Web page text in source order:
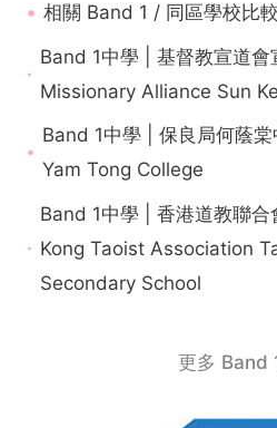
相關 Band 1 / 同區學校比較
Band 1中學 | 基督教宣道
Missionary Alliance Sun
Band 1中學 | 保良局何蔭
Yam Tong College
Band 1中學 | 香港道教聯
Kong Taoist Association
Secondary School
更多 Band